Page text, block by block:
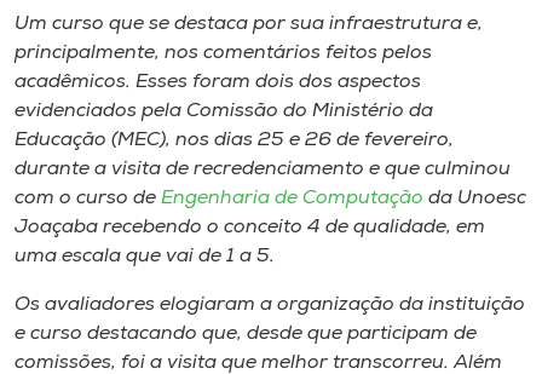
Unoesc
Store
Selecione
Um curso que se destaca por sua infraestrutura e,
principalmente, nos comentários feitos pelos
acadêmicos. Esses foram dois dos aspectos
evidenciados pela Comissão do Ministério da
Educação (MEC), nos dias 25 e 26 de fevereiro,
durante a visita de recredenciamento e que culminou
com o curso de Engenharia de Computação da Unoesc
Joaçaba recebendo o conceito 4 de qualidade, em
uma escala que vai de 1 a 5.
Os avaliadores elogiaram a organização da instituição
e curso destacando que, desde que participam de
comissões, foi a visita que melhor transcorreu. Além